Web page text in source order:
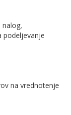
nalog,
podeljevanje
na vrednotenje